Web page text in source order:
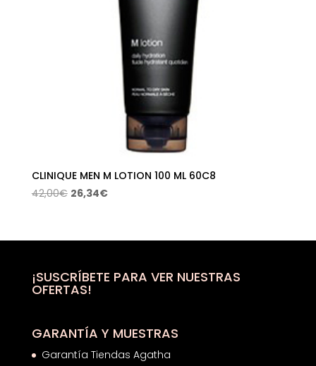
CLINIQUE MEN M LOTION 100 ML 60C8
42,00€ El
era:
26,34€El
es:
¡SUSCRÍBETE PARA VER NUESTRAS
OFERTAS!
GARANTÍA Y MUESTRAS
Garantía Tiendas Agatha